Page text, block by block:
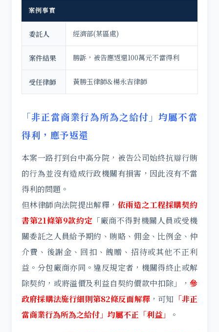
案例事實
委託人 經濟部(某區處)
案件結果 勝訴，被告應返還100萬元不當得利
受任律師 黃勝玉律師&楊永吉律師
「非正當商業行為所為之給付」均屬不當
得利，應予返還
本案一路打到台中高分院，被告公司始終抗辯行賄
的行為並沒有造成行政機關有損害，因此沒有不當
得利的問題。
但林律師向法院提出解釋， 依兩造之工程採購契約
書第21條第9款約定 「廠商不得對機關人員或受機
關委託之人員給予期約、賄賂、佣金、比例金、仲
介費、後謝金、回扣、餽贈、招待或其他不正利
益。分包廠商亦同。違反規定者，機關得終止或解
除契約，或將溢價及利益自契約價款中扣除」， 參
政府採購法施行細則第82條反面解釋 ，可知 「非正
當商業行為所為之給付」均屬不正「利益」
。